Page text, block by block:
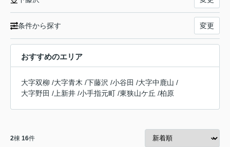
条件から探す 変更
おすすめのエリア
大字双柳 /大字青木 /下藤沢 /小谷田 /大字中鹿山 /
大字野田 / 上新井 /小手指元町 /東狭山ケ丘 /柏原
2棟 16件